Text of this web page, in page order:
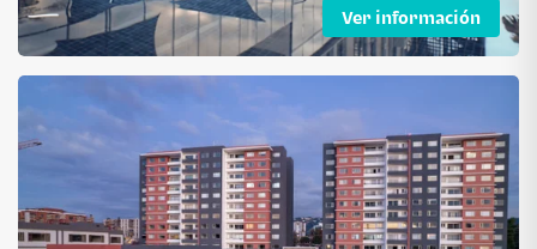
Ver información